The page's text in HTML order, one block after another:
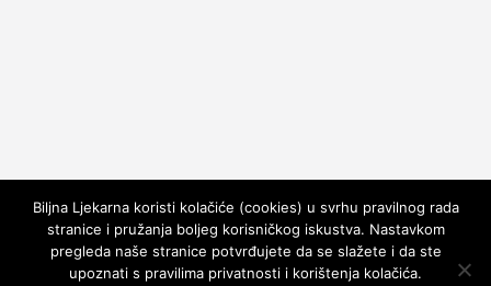
Copyright © 2026Biljna Ljekarna . All rights reserved.
Biljna Ljekarna koristi kolačiće (cookies) u svrhu pravilnog rada
stranice i pružanja boljeg korisničkog iskustva. Nastavkom
pregleda naše stranice potvrđujete da se slažete i da ste
upoznati s pravilima privatnosti i korištenja kolačića.